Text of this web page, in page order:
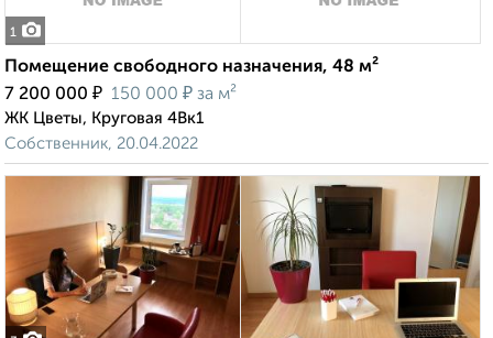
1
Помещение свободного назначения, 48 м²
7 200 000 ₽ 150 000 ₽ за м²
ЖК Цветы, Круговая 4Вк1
Собственник, 20.04.2022